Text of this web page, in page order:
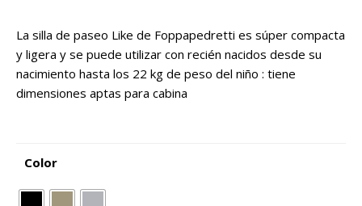
La silla de paseo Like de Foppapedretti es súper compacta
y ligera y se puede utilizar con recién nacidos desde su
nacimiento hasta los 22 kg de peso del niño : tiene
dimensiones aptas para cabina
Color